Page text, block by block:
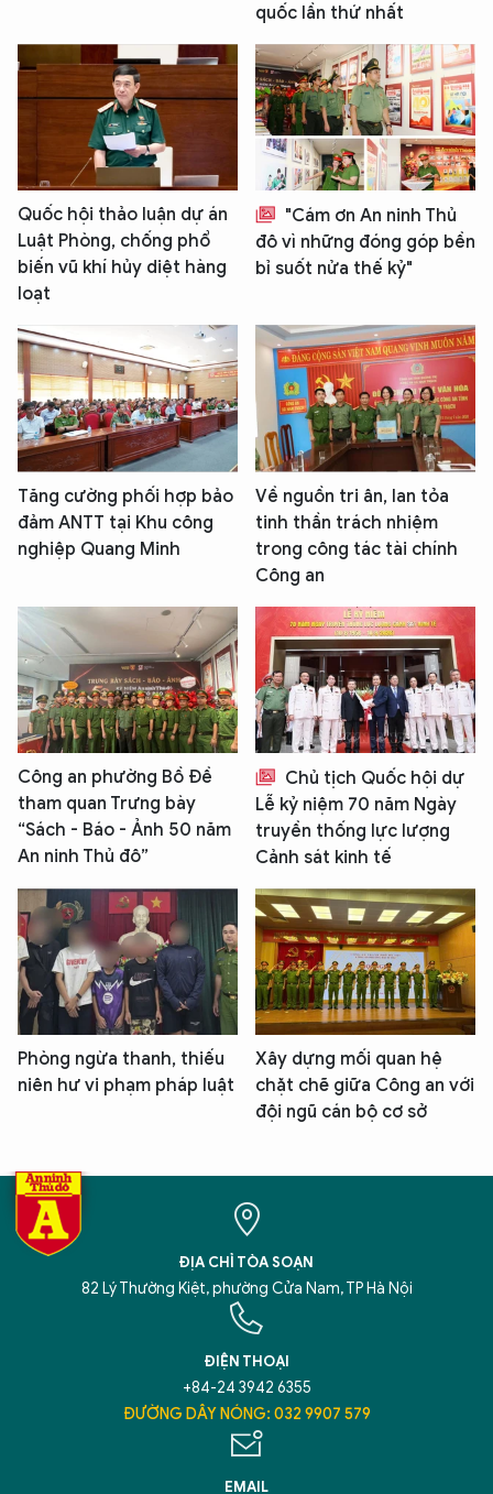
quốc lần thứ nhất
Quốc hội thảo luận dự án
Luật Phòng, chống phổ
biến vũ khí hủy diệt hàng
loạt
"Cám ơn An ninh Thủ
đô vì những đóng góp bền
bỉ suốt nửa thế kỷ"
Tăng cường phối hợp bảo
đảm ANTT tại Khu công
nghiệp Quang Minh
Về nguồn tri ân, lan tỏa
tinh thần trách nhiệm
trong công tác tài chính
Công an
Công an phường Bồ Đề
tham quan Trưng bày
“Sách - Báo - Ảnh 50 năm
An ninh Thủ đô”
Chủ tịch Quốc hội dự
Lễ kỷ niệm 70 năm Ngày
truyền thống lực lượng
Cảnh sát kinh tế
Phòng ngừa thanh, thiếu
niên hư vi phạm pháp luật
Xây dựng mối quan hệ
chặt chẽ giữa Công an với
đội ngũ cán bộ cơ sở
ĐỊA CHỈ TÒA SOẠN
82 Lý Thường Kiệt, phường Cửa Nam, TP Hà Nội
ĐIỆN THOẠI
+84-24 3942 6355
ĐƯỜNG DÂY NÓNG: 032 9907 579
EMAIL